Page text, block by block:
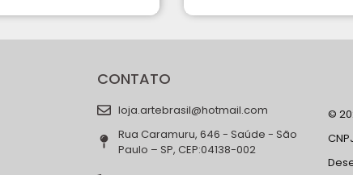
CONTATO
loja.artebrasil@hotmail.com
Rua Caramuru, 646 - Saúde - São
Paulo – SP, CEP:04138-002
©